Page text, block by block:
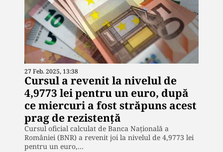
27 Feb. 2025, 13:38
Cursul a revenit la nivelul de
4,9773 lei pentru un euro, după
ce miercuri a fost străpuns acest
prag de rezistenţă
Cursul oficial calculat de Banca Naţională a
României (BNR) a revenit joi la nivelul de 4,9773 lei
pentru un euro,…